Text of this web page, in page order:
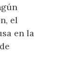
el
en la